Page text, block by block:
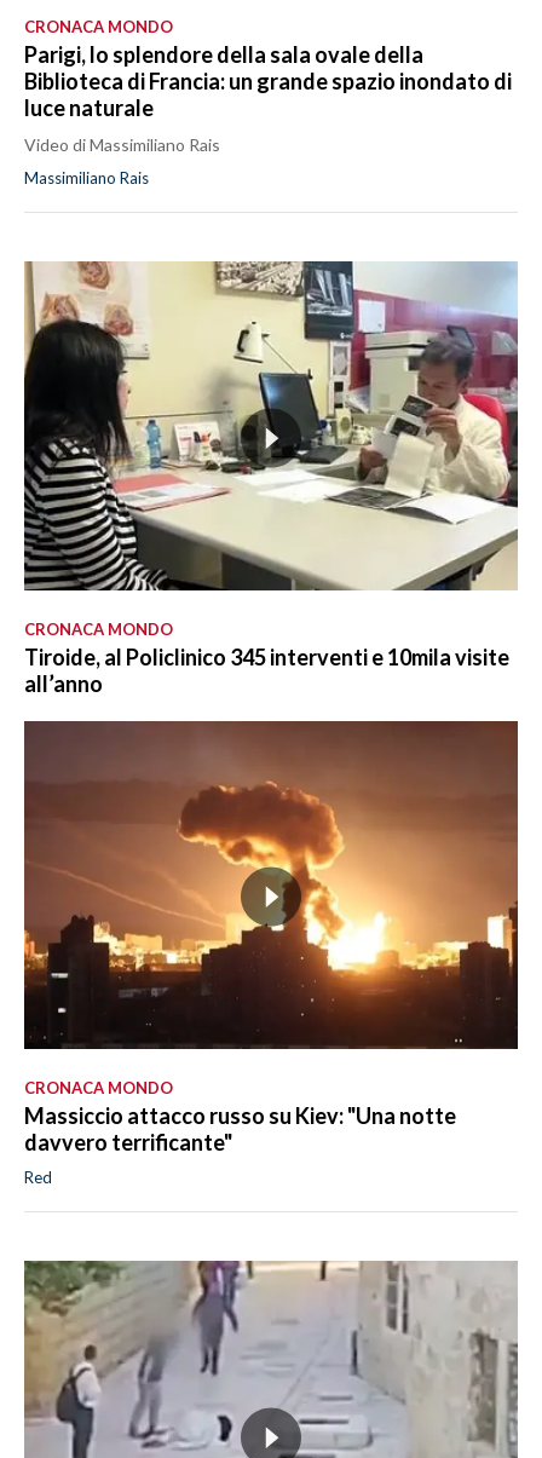
CRONACA MONDO
Parigi, lo splendore della sala ovale della
Biblioteca di Francia: un grande spazio inondato di
luce naturale
Video di Massimiliano Rais
Massimiliano Rais
CRONACA MONDO
Tiroide, al Policlinico 345 interventi e 10mila visite
all’anno
CRONACA MONDO
Massiccio attacco russo su Kiev: "Una notte
davvero terrificante"
Red